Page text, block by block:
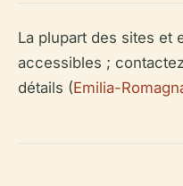
La plupart des sites et
accessibles ;
détails (Emilia-